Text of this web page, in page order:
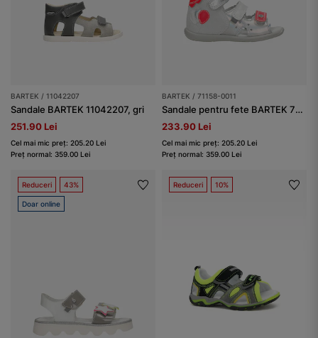
BARTEK / 11042207
Sandale BARTEK 11042207, gri
251.90 Lei
Cel mai mic preț: 205.20 Lei
Preț normal: 359.00 Lei
BARTEK / 71158-0011
Sandale pentru fete BARTEK 71158-0011, gri-roz
233.90 Lei
Cel mai mic preț: 205.20 Lei
Preț normal: 359.00 Lei
Reduceri 43%
Doar online
Reduceri 10%